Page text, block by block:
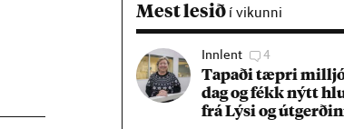
Mest lesið í vikunni
Innlent 4
Tap­aði tæpri
dag og fékk nýtt
frá Lýsi og